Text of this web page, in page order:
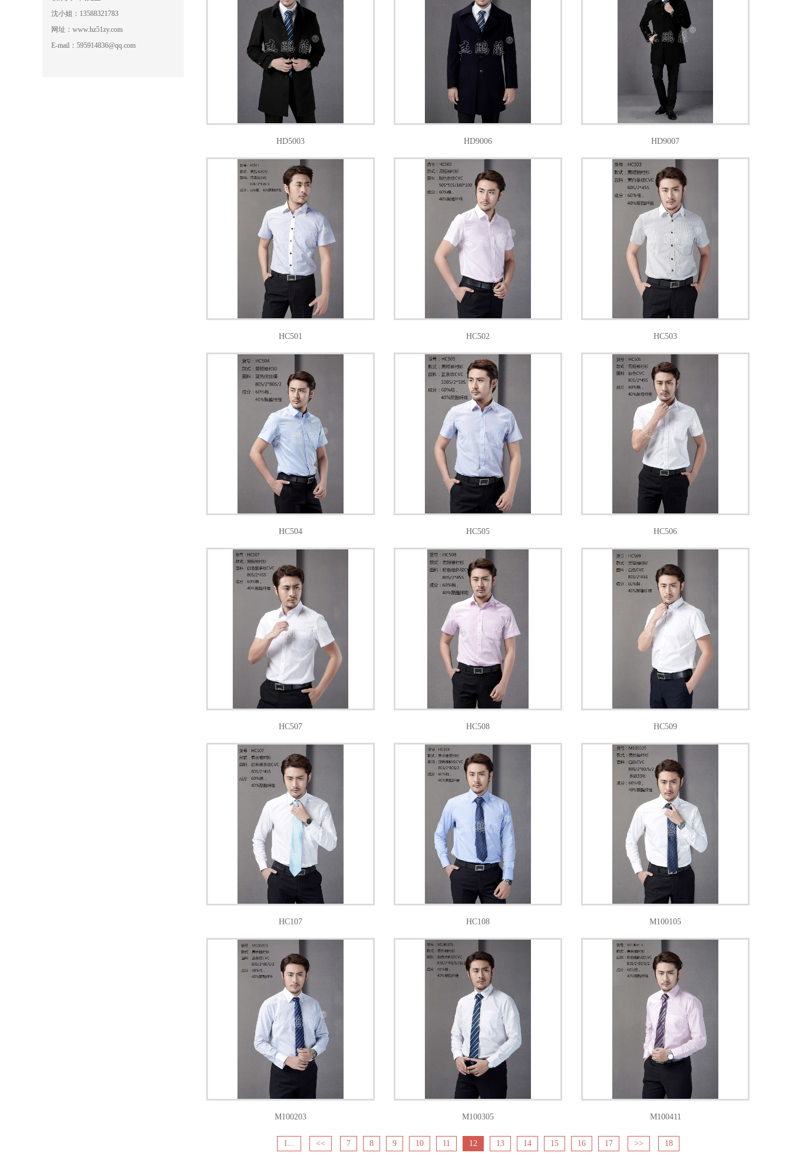
沈小姐：13588321783
网址：www.hz51zy.com
E-mail：595914836@qq.com
HD5003 HD9006 HD9007
HC501 HC502 HC503
HC504 HC505 HC506
HC507 HC508 HC509
HC107 HC108 M100105
M100203 M100305 M100411
1... << 7 8 9 10 11 12 13 14 15 16 17 >> 18